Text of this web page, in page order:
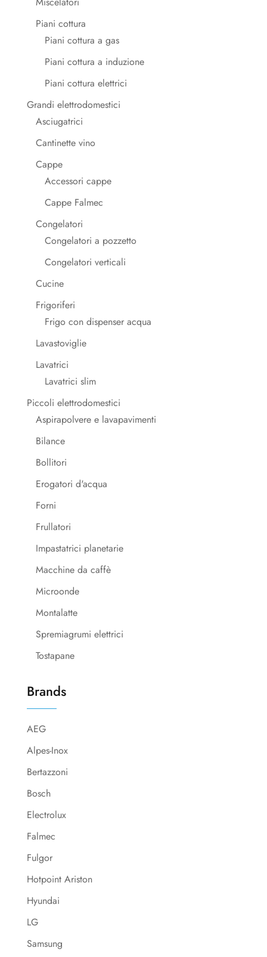
Piani cottura
Piani cottura a gas
Piani cottura a induzione
Piani cottura elettrici
Grandi elettrodomestici
Asciugatrici
Cantinette vino
Cappe
Accessori cappe
Cappe Falmec
Congelatori
Congelatori a pozzetto
Congelatori verticali
Cucine
Frigoriferi
Frigo con dispenser acqua
Lavastoviglie
Lavatrici
Lavatrici slim
Piccoli elettrodomestici
Aspirapolvere e lavapavimenti
Bilance
Bollitori
Erogatori d'acqua
Forni
Frullatori
Impastatrici planetarie
Macchine da caffè
Microonde
Montalatte
Spremiagrumi elettrici
Tostapane
Brands
AEG
Alpes-Inox
Bertazzoni
Bosch
Electrolux
Falmec
Fulgor
Hotpoint Ariston
Hyundai
LG
Samsung